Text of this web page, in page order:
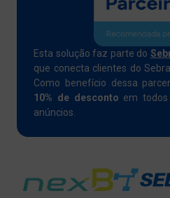
Esta solução faz parte do
que conecta clientes do
Como benefício dessa
10% de desconto em
anúncios.